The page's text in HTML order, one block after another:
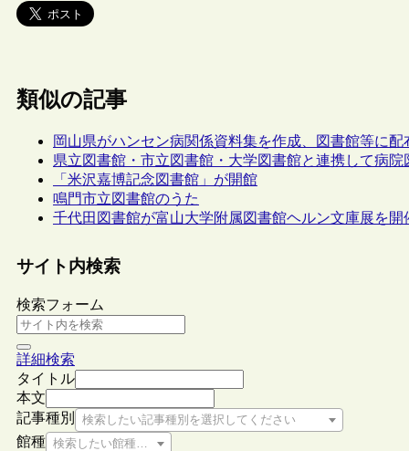
類似の記事
岡山県がハンセン病関係資料集を作成、図書館等に配
県立図書館・市立図書館・大学図書館と連携して病院
「米沢嘉博記念図書館」が開館
鳴門市立図書館のうた
千代田図書館が富山大学附属図書館ヘルン文庫展を開
サイト内検索
検索フォーム
詳細検索
タイトル
本文
記事種別
検索したい記事種別を選択してください
館種 検索したい館種を選択してください